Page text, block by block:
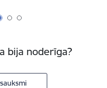
bija noderīga?